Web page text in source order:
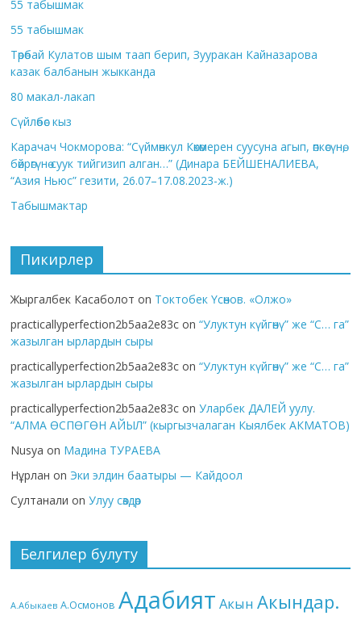
55 табышмак
55 табышмак
Төрөбай Кулатов шым таап берип, Зууракан Кайназарова
казак балбанын жыкканда
80 макал-лакап
Сүйлөбөс кыз
Карачач Чокморова: “Сүймөнкул Көкөмерен суусуна агып, өпкөсүнө,
бөйрөгүнө суук тийгизип алган…” (Динара БЕЙШЕНАЛИЕВА,
“Азия Ньюс” гезити, 26.07–17.08.2023-ж.)
Табышмактар
Пикирлер
Жыргалбек Касаболот on Токтобек Үсөнов. «Олжо»
practicallyperfection2b5aa2e83c on“Улуктун күйгөнү” же “С… га”
жазылган ырлардын сыры
practicallyperfection2b5aa2e83c on“Улуктун күйгөнү” же “С… га”
жазылган ырлардын сыры
practicallyperfection2b5aa2e83c onУларбек ДАЛЕЙ уулу.
“АЛМА ӨСПӨГӨН АЙЫЛ” (кыргызчалаган Кыялбек АКМАТОВ)
Nusya on Мадина ТУРАЕВА
Нұрлан on Эки элдин баатыры — Кайдоол
Султанали onУлуу сөздөр
Белгилер булуту
А.Абыкаев А.Осмонов Адабият Акын Акындар.